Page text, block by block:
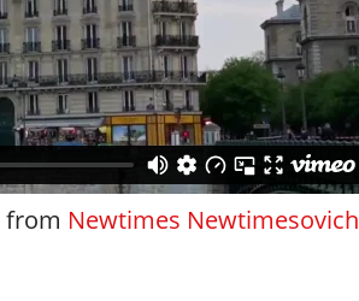
from Newtimes Newtimesovich